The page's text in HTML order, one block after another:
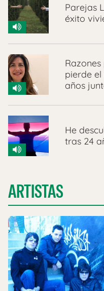
Parejas
éxito
pierde el
años
He
tras 24
ARTISTAS